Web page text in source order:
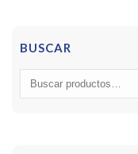
BUSCAR
Buscar
por: